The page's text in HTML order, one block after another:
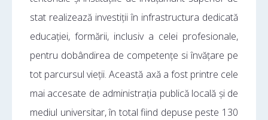
stat realizează investiții în infrastructura dedicată
educației, formării, inclusiv a celei profesionale,
pentru dobândirea de competențe si învățare pe
tot parcursul vieții. Această axă a fost printre cele
mai accesate de administrația publică locală și de
mediul universitar, în total fiind depuse peste 130